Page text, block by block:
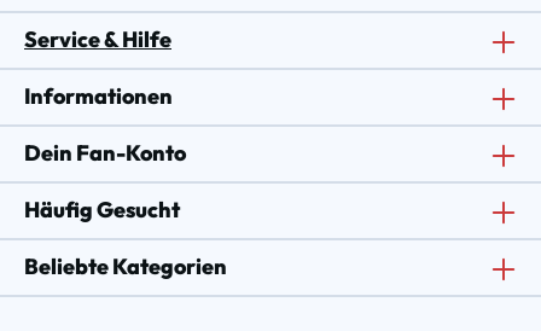
Service & Hilfe
Informationen
Dein Fan-Konto
Häufig Gesucht
Beliebte Kategorien